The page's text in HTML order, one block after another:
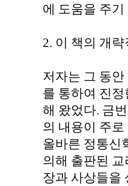
에 도움을 주
2. 이 책의 개략
저자는 그 동
를 통하여 진
해 왔었다. 금
의 내용이 주
올바른 정통신
의해 출판된
장과 사상들을